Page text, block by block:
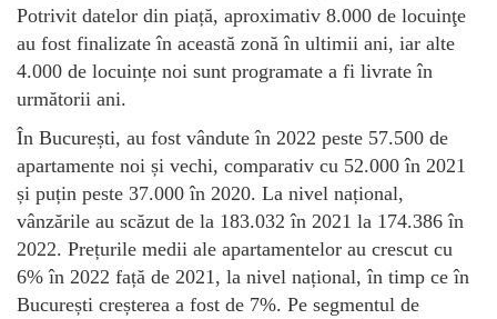
Potrivit datelor din piață, aproximativ 8.000 de locuinţe
au fost finalizate în această zonă în ultimii ani, iar alte
4.000 de locuințe noi sunt programate a fi livrate în
următorii ani.
În București, au fost vândute în 2022 peste 57.500 de
apartamente noi și vechi, comparativ cu 52.000 în 2021
și puțin peste 37.000 în 2020. La nivel național,
vânzările au scăzut de la 183.032 în 2021 la 174.386 în
2022. Prețurile medii ale apartamentelor au crescut cu
6% în 2022 față de 2021, la nivel național, în timp ce în
București creșterea a fost de 7%. Pe segmentul de